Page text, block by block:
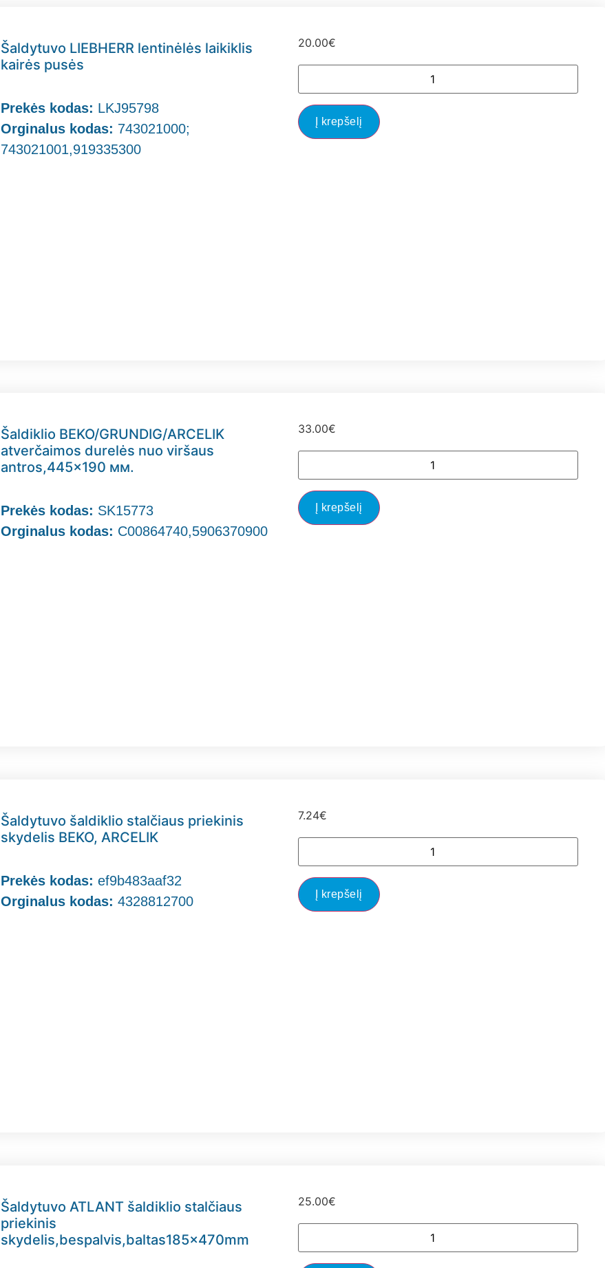
Šaldytuvo LIEBHERR lentinėlės laikiklis
kairės pusės
Prekės kodas: LKJ95798
Orginalus kodas: 743021000;
743021001,919335300
20.00€
Į krepšelį
Šaldiklio BEKO/GRUNDIG/ARCELIK
atverčaimos durelės nuo viršaus
antros,445×190 мм.
Prekės kodas: SK15773
Orginalus kodas: C00864740,5906370900
33.00€
Į krepšelį
Šaldytuvo šaldiklio stalčiaus priekinis
skydelis BEKO, ARCELIK
Prekės kodas:ef9b483aaf32
Orginalus kodas: 4328812700
7.24€
Į krepšelį
Šaldytuvo ATLANT šaldiklio stalčiaus
priekinis
skydelis,bespalvis,baltas185x470mm
25.00€